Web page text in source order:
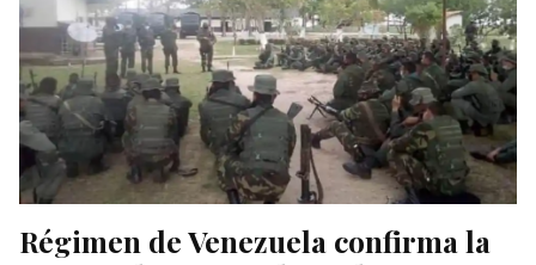
Régimen de Venezuela confirma la